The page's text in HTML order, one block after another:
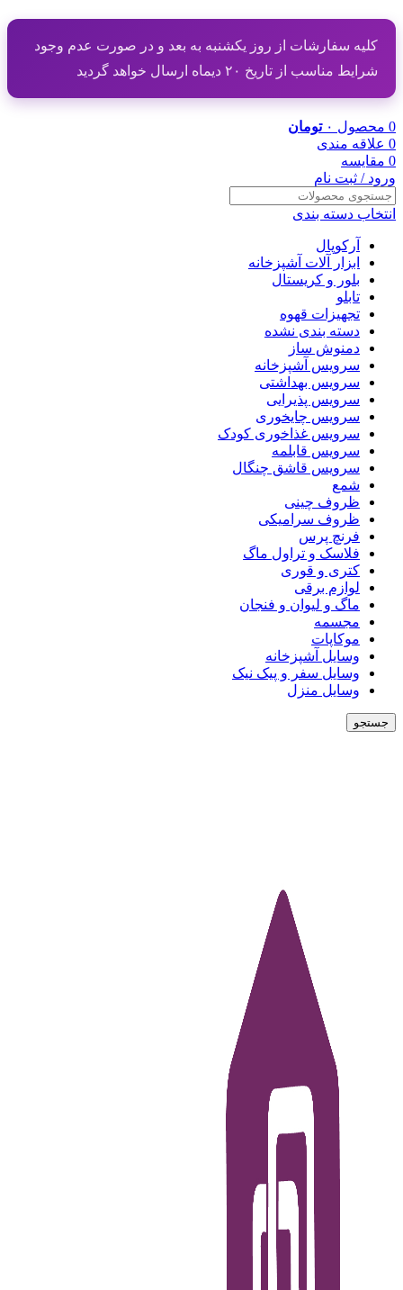
کلیه سفارشات از روز یکشنبه به بعد و در صورت عدم وجود
شرایط مناسب از تاریخ ۲۰ دیماه ارسال خواهد گردید
0 محصول ۰ تومان
0 علاقه مندی
0 مقایسه
ورود / ثبت نام
انتخاب دسته بندی
آرکوپال
ابزار آلات آشپزخانه
بلور و کریستال
تابلو
تجهیزات قهوه
دسته بندی نشده
دمنوش ساز
سرویس آشپزخانه
سرویس بهداشتی
سرویس پذیرایی
سرویس چایخوری
سرویس غذاخوری کودک
سرویس قابلمه
سرویس قاشق چنگال
شمع
ظروف چینی
ظروف سرامیکی
فرنچ پرس
فلاسک و تراول ماگ
کتری و قوری
لوازم برقی
ماگ و لیوان و فنجان
مجسمه
موکاپات
وسایل آشپزخانه
وسایل سفر و پیک نیک
وسایل منزل
جستجو